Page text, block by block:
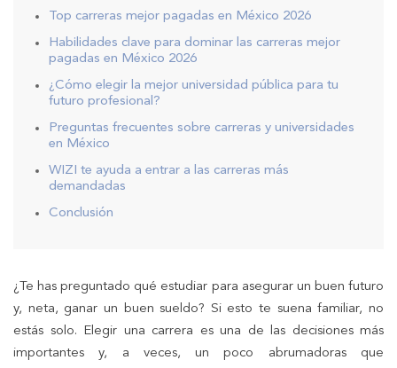
Top carreras mejor pagadas en México 2026
Habilidades clave para dominar las carreras mejor
pagadas en México 2026
¿Cómo elegir la mejor universidad pública para tu
futuro profesional?
Preguntas frecuentes sobre carreras y universidades
en México
WIZI te ayuda a entrar a las carreras más
demandadas
Conclusión
¿Te has preguntado qué estudiar para asegurar un buen futuro
y, neta, ganar un buen sueldo? Si esto te suena familiar, no
estás solo. Elegir una carrera es una de las decisiones más
importantes y, a veces, un poco abrumadoras que